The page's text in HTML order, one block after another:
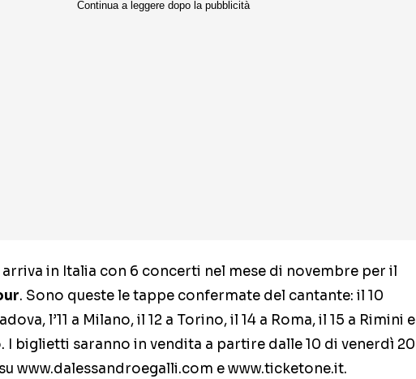
arriva in Italia con 6 concerti nel mese di novembre per il
. Sono queste le tappe confermate del cantante: il 10
l’11 a Milano, il 12 a Torino, il 14 a Roma, il 15 a Rimini e
I biglietti saranno in vendita a partire dalle 10 di venerdì 20
www.dalessandroegalli.com e www.ticketone.it.